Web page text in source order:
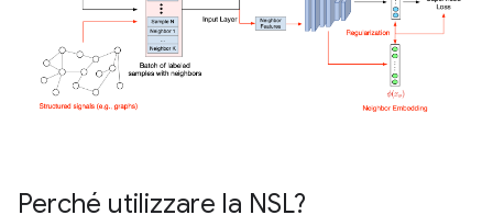
Perché utilizzare la NSL?